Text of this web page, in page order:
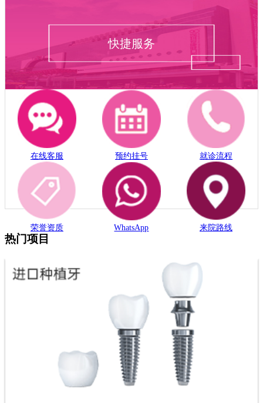
快捷服务
在线客服 预约挂号 就诊流程
荣誉资质 WhatsApp 来院路线
热门项目